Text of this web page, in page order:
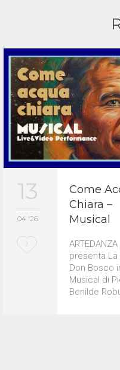
13
04 '26
2
Come
Chiara –
Musical
ARTEDANZA
presenta La
Don Bosco
Musical di
Benilde